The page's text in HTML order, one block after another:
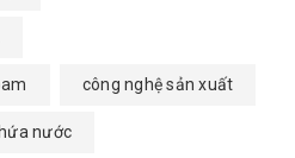
công nghệ sản xuất
nước